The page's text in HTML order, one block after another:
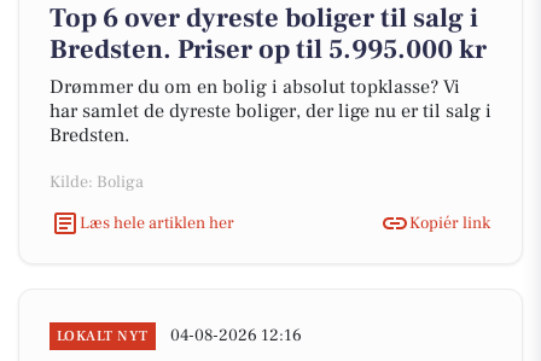
Top 6 over dyreste boliger til salg i
Bredsten. Priser op til 5.995.000 kr
Drømmer du om en bolig i absolut topklasse? Vi
har samlet de dyreste boliger, der lige nu er til salg i
Bredsten.
Kilde: Boliga
Læs hele artiklen her
Kopiér link
LOKALT NYT 04-08-2026 12:16